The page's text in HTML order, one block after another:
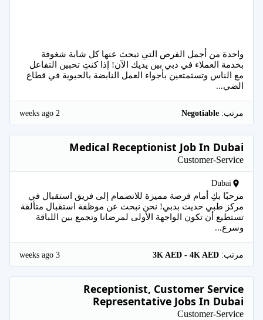
واحدة من أجمل الفرص التي تبحث عنها كل شابة شغوفة
بخدمة العملاء في دبي بين يديك الآن! إذا كنتِ تحبين التفاعل
مع الناس وتستمتعين بأجواء العمل النابضة بالحيوية في قطاع
الضي...
مرتب: 2 weeks ago
Medical Receptionist Job In Dubai
Customer-Service
Dubai
مرحبًا بكِ أمام فرصة مميزة للانضمام إلى فريق استقبال في
مركز طبي حديث بدبي! نحن نبحث عن موظفة استقبال متألقة
تستطيع أن تكون الواجهة الأولى لمرضانا وتجمع بين اللباقة
وسرع...
مرتب: 3 weeks ago
Receptionist, Customer Service
Representative Jobs In Dubai
Customer-Service